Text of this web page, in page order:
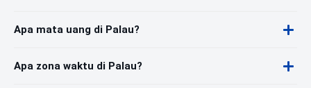
Apa mata uang di Palau?
Apa zona waktu di Palau?